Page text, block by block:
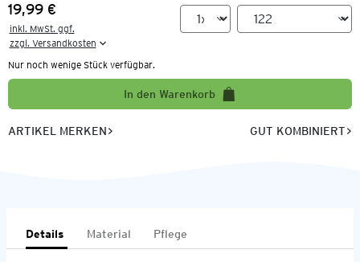
Preis:
19,99 €
inkl. MwSt. ggf.
zzgl. Versandkosten
Nur noch wenige Stück verfügbar.
In den Warenkorb
ARTIKEL MERKEN GUT KOMBINIERT
Details Material Pflege